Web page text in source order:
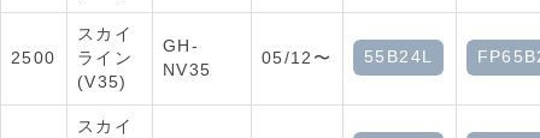
2500
スカイ
ライン
(V35)
GH-
NV35
05/12〜 55B24L
スカイ